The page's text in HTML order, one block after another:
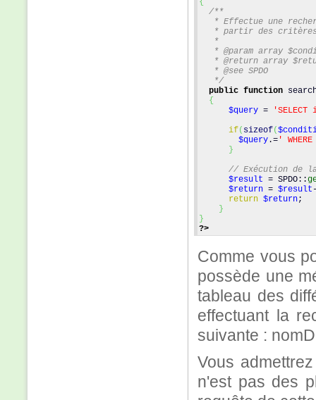
{
/**
* Effectue une
* partir des
   *
* @param array
* @return array
   * @see SPDO
   */
public function
{
$query =
if( sizeof(
$query .= '
}
// Exécution de la
$result = SPDO::
$return = $result
return $return;
}
}
?>
Comme vous
possède une
tableau des
effectuant la
suivante :
Vous
n'est pas des